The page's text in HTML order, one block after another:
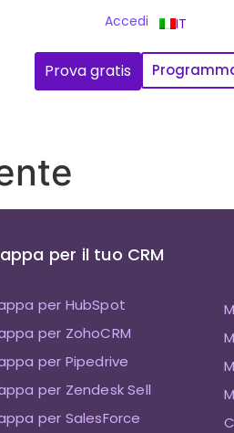
Accedi IT
Prova gratis
per il tuo CRM
per HubSpot
per ZohoCRM
per Pipedrive
per Zendesk Sell
per SalesForce